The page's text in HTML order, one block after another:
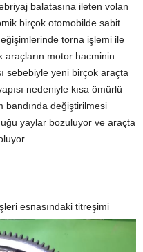
balatasına ileten volan
birçok otomobilde sabit
torna işlemi ile
motor hacminin
sebebiyle yeni birçok araçta
nedeniyle kısa ömürlü
bandında değiştirilmesi
yaylar bozuluyor ve araçta
esnasındaki titreşimi